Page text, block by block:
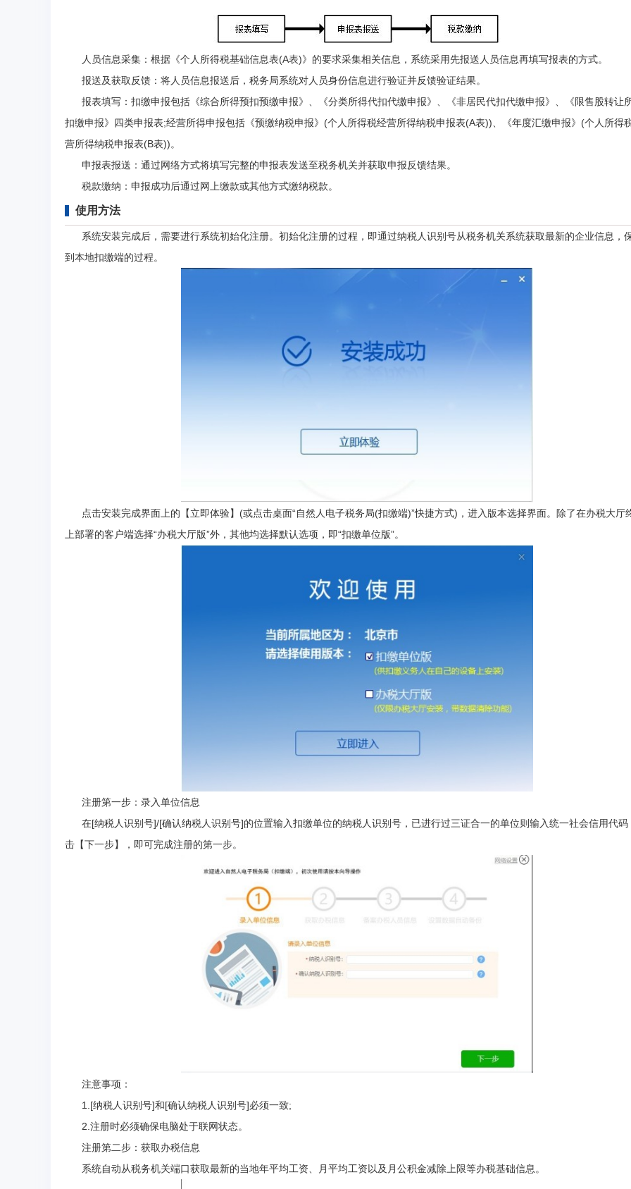
人员信息采集：根据《个人所得税基础信息表(A表)》的要求采集相关信息，系统采用先报送人员信息再填写报表的方式。
报送及获取反馈：将人员信息报送后，税务局系统对人员身份信息进行验证并反馈验证结果。
报表填写：扣缴申报包括《综合所得预扣预缴申报》、《分类所得代扣代缴申报》、《非居民代扣代缴申报》、《限售股转让
扣缴申报》四类申报表;经营所得申报包括《预缴纳税申报》(个人所得税经营所得纳税申报表(A表))、《年度汇缴申报》(个人所得
营所得纳税申报表(B表))。
申报表报送：通过网络方式将填写完整的申报表发送至税务机关并获取申报反馈结果。
税款缴纳：申报成功后通过网上缴款或其他方式缴纳税款。
使用方法
系统安装完成后，需要进行系统初始化注册。初始化注册的过程，即通过纳税人识别号从税务机关系统获取最新的企业信息，
到本地扣缴端的过程。
点击安装完成界面上的【立即体验】(或点击桌面“自然人电子税务局(扣缴端)”快捷方式)，进入版本选择界面。除了在办税大厅
上部署的客户端选择“办税大厅版”外，其他均选择默认选项，即“扣缴单位版”。
注册第一步：录入单位信息
在[纳税人识别号]/[确认纳税人识别号]的位置输入扣缴单位的纳税人识别号，已进行过三证合一的单位则输入统一社会信用代码
击【下一步】，即可完成注册的第一步。
注意事项：
1.[纳税人识别号]和[确认纳税人识别号]必须一致;
2.注册时必须确保电脑处于联网状态。
注册第二步：获取办税信息
系统自动从税务机关端口获取最新的当地年平均工资、月平均工资以及月公积金减除上限等办税基础信息。